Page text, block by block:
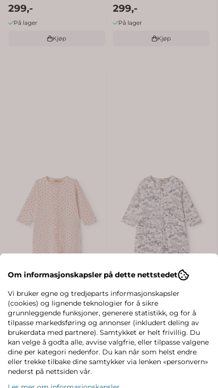
299,-
På lager
Kjøp
299,-
På lager
Kjøp
Om informasjonskapsler på dette nettstedet
Vi bruker egne og tredjeparts informasjonskapsler
(cookies) og lignende teknologier for å sikre
grunnleggende funksjoner, generere statistikk, og for å
tilpasse markedsføring og annonser (inkludert deling av
brukerdata med partnere). Samtykket er helt frivillig. Du
kan velge å godta alle, avvise valgfrie, eller tilpasse valgene
dine per kategori nedenfor. Du kan når som helst endre
eller trekke tilbake dine samtykker via lenken «personvern»
nederst på nettsiden vår.